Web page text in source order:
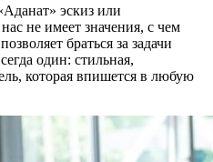
эскиз или
не имеет значения, с чем
браться за задачи
один: стильная,
которая впишется в любую